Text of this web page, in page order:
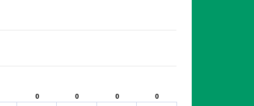
0
0 0
0 0
0 0
0